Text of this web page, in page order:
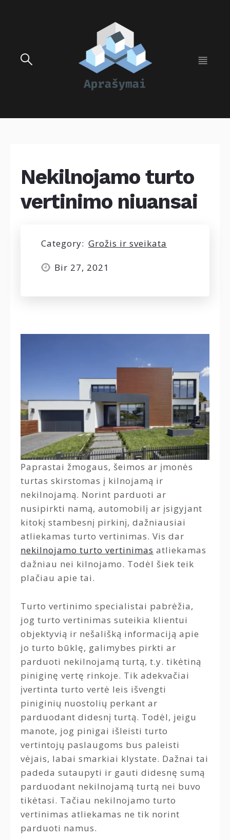
Nekilnojamo turto
vertinimo niuansai
Category: Grožis ir sveikata
Bir 27, 2021
Paprastai žmogaus, šeimos ar įmonės
turtas skirstomas į kilnojamą ir
nekilnojamą. Norint parduoti ar
nusipirkti namą, automobilį ar įsigyjant
kitokį stambesnį pirkinį, dažniausiai
atliekamas turto vertinimas. Vis dar
nekilnojamo turto vertinimas atliekamas
dažniau nei kilnojamo. Todėl šiek teik
plačiau apie tai.
Turto vertinimo specialistai pabrėžia,
jog turto vertinimas suteikia klientui
objektyvią ir nešališką informaciją apie
jo turto būklę, galimybes pirkti ar
parduoti nekilnojamą turtą, t.y. tikėtiną
piniginę vertę rinkoje. Tik adekvačiai
įvertinta turto vertė leis išvengti
piniginių nuostolių perkant ar
parduodant didesnį turtą. Todėl, jeigu
manote, jog pinigai išleisti turto
vertintojų paslaugoms bus paleisti
vėjais, labai smarkiai klystate. Dažnai tai
padeda sutaupyti ir gauti didesnę sumą
parduodant nekilnojamą turtą nei buvo
tikėtasi. Tačiau nekilnojamo turto
vertinimas atliekamas ne tik norint
parduoti namus.